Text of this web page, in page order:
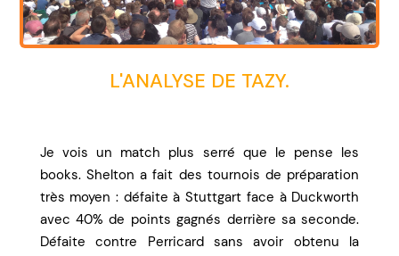
L'ANALYSE DE TAZY.
Je vois un match plus serré que le pense les
books. Shelton a fait des tournois de préparation
très moyen : défaite à Stuttgart face à Duckworth
avec 40% de points gagnés derrière sa seconde.
Défaite contre Perricard sans avoir obtenu la